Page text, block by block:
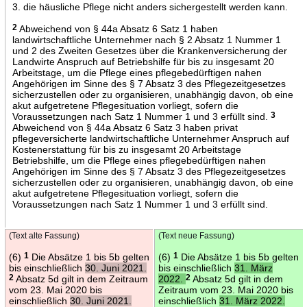
3. die häusliche Pflege nicht anders sichergestellt werden kann.
2Abweichend von § 44a Absatz 6 Satz 1 haben
landwirtschaftliche Unternehmer nach § 2 Absatz 1 Nummer 1
und 2 des Zweiten Gesetzes über die Krankenversicherung der
Landwirte Anspruch auf Betriebshilfe für bis zu insgesamt 20
Arbeitstage, um die Pflege eines pflegebedürftigen nahen
Angehörigen im Sinne des § 7 Absatz 3 des Pflegezeitgesetzes
sicherzustellen oder zu organisieren, unabhängig davon, ob eine
akut aufgetretene Pflegesituation vorliegt, sofern die
Voraussetzungen nach Satz 1 Nummer 1 und 3 erfüllt sind.
3
Abweichend von § 44a Absatz 6 Satz 3 haben privat
pflegeversicherte landwirtschaftliche Unternehmer Anspruch auf
Kostenerstattung für bis zu insgesamt 20 Arbeitstage
Betriebshilfe, um die Pflege eines pflegebedürftigen nahen
Angehörigen im Sinne des § 7 Absatz 3 des Pflegezeitgesetzes
sicherzustellen oder zu organisieren, unabhängig davon, ob eine
akut aufgetretene Pflegesituation vorliegt, sofern die
Voraussetzungen nach Satz 1 Nummer 1 und 3 erfüllt sind.
(Text alte Fassung)
(6) 1Die Absätze 1 bis 5b gelten
bis einschließlich 30. Juni 2021.
2Absatz 5d gilt in dem Zeitraum
vom 23. Mai 2020 bis
einschließlich 30. Juni 2021.
(Text neue Fassung)
(6) 1Die Absätze 1 bis 5b gelten
bis einschließlich 31. März
2022.
2Absatz 5d gilt in dem
Zeitraum vom 23. Mai 2020 bis
einschließlich 31. März 2022.